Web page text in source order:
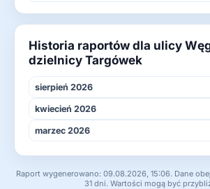
Historia raportów dla ulicy
dzielnicy Targówek
sierpień 2026
kwiecień 2026
marzec 2026
Raport wygenerowano: 09.08.2026, 15:06. Dane
31 dni. Wartości mogą być